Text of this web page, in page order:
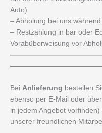
Auto)
– Abholung bei uns
– Restzahlung in bar oder
Vorabüberweisung vor
Bei Anlieferung bestellen
ebenso per E-Mail oder
in jedem Angebot
unserer freundlichen